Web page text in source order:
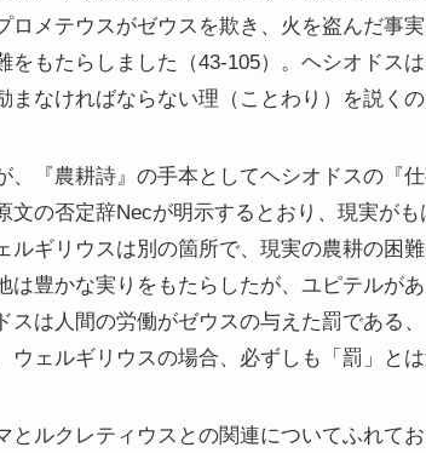
ロメテウスがゼウスを欺き、火を盗んだ事
をもたらしました（43-105）。ヘシオドス
まなければならない理（ことわり）を説くの
、『農耕詩』の手本としてヘシオドスの『
文の否定辞Necが明示するとおり、現実が
ルギリウスは別の箇所で、現実の農耕の困
は豊かな実りをもたらしたが、ユピテルが
スは人間の労働がゼウスの与えた罰である
ウェルギリウスの場合、必ずしも「罰」と
とルクレティウスとの関連についてふれて